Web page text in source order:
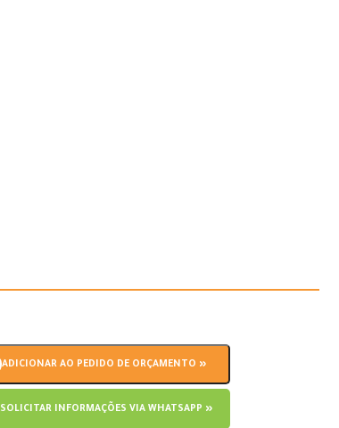
ADICIONAR AO PEDIDO DE ORÇAMENTO »
SOLICITAR INFORMAÇÕES VIA WHATSAPP »